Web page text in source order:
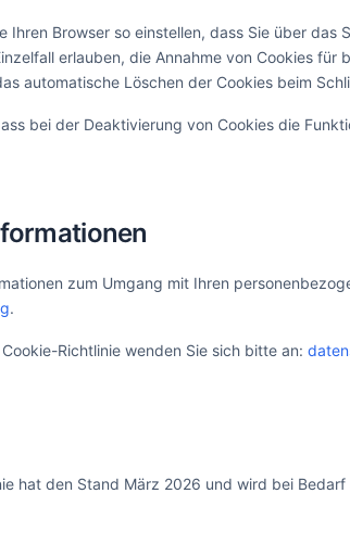
Ihren Browser so einstellen, dass Sie über das
erlauben, die Annahme von Cookies für
automatische Löschen der Cookies beim
bei der Deaktivierung von Cookies die
zum Umgang mit Ihren
.
Richtlinie wenden Sie sich bitte an:
hat den Stand März 2026 und wird bei Bedarf